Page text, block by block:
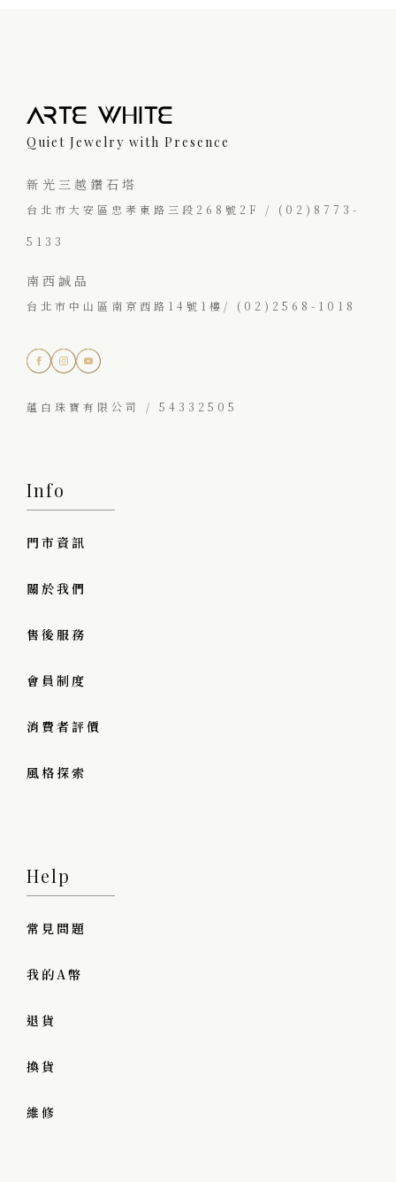
Quiet Jewelry with Presence
新光三越鑽石塔
台北市大安區忠孝東路三段268號2F / (02)8773-
5133
南西誠品
台北市中山區南京西路14號1樓/ (02)2568-1018
蘊白珠寶有限公司 / 54332505
Info
門市資訊
關於我們
售後服務
會員制度
消費者評價
風格探索
Help
常見問題
我的A幣
退貨
換貨
維修